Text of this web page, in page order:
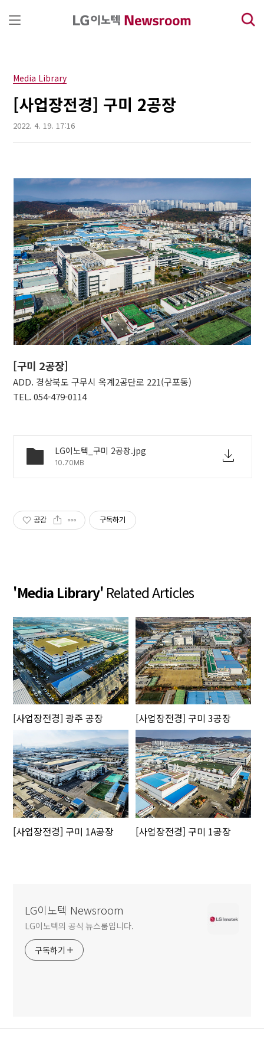
Media Library
[사업장전경] 구미 2공장
2022. 4. 19. 17:16
[구미 2공장]
ADD. 경상북도 구무시 옥계2공단로 221(구포동)
TEL. 054-479-0114
LG이노텍_구미 2공장.jpg
10.70MB
공감 구독하기
'Media Library'Related Articles
[사업장전경] 광주 공장 [사업장전경] 구미 3공장
[사업장전경] 구미 1A공장 [사업장전경] 구미 1공장
LG이노텍 Newsroom
LG이노텍의 공식 뉴스룸입니다.
구독하기